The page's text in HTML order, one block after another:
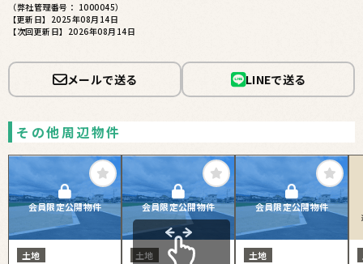
（弊社管理番号： 1000045）
【更新日】2025年08月14日
【次回更新日】2026年08月14日
メールで送る LINEで送る
その他周辺物件
会員限定公開物件
土地
会員限定公開物件
土地
会員限定公開物件
土地